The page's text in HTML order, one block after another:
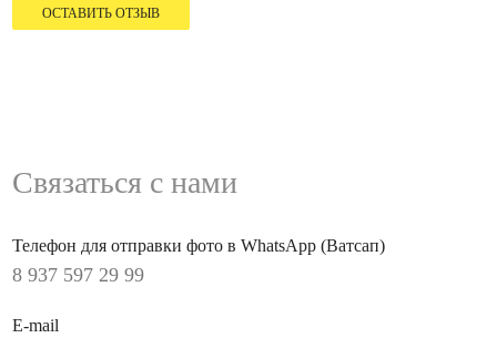
ОСТАВИТЬ ОТЗЫВ
Связаться с нами
Телефон для отправки фото в WhatsApp (Ватсап)
8 937 597 29 99
E-mail